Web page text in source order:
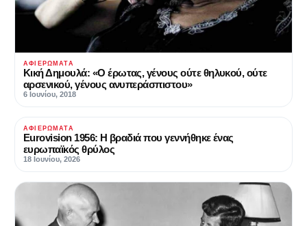
ΑΦΙΕΡΏΜΑΤΑ
Κική Δημουλά: «Ο έρωτας, γένους ούτε θηλυκού, ούτε
αρσενικού, γένους ανυπεράσπιστου»
6 Ιουνίου, 2018
ΑΦΙΕΡΏΜΑΤΑ
Eurovision 1956: Η βραδιά που γεννήθηκε ένας
ευρωπαϊκός θρύλος
18 Ιουνίου, 2026